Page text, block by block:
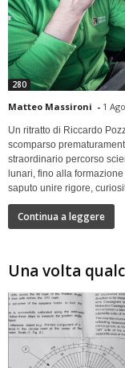
280
Matteo Massironi - 1
Un ritratto di Riccardo
scomparso
straordinario percorso
lunari, fino alla
saputo unire rigore,
Continua a leggere
Una volta